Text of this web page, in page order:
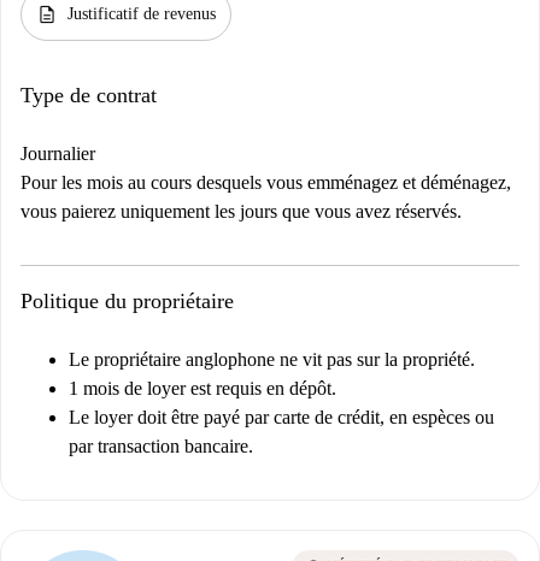
description Justificatif de revenus
Type de contrat
Journalier
Pour les mois au cours desquels vous emménagez et déménagez,
vous paierez uniquement les jours que vous avez réservés.
Politique du propriétaire
Le propriétaire anglophone ne vit pas sur la propriété.
1 mois de loyer est requis en dépôt.
Le loyer doit être payé par carte de crédit, en espèces ou
par transaction bancaire.